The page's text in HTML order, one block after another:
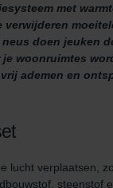
met
verwijderen
doen jeuken
woonruimtes
ademen en
lucht verplaatsen,
steenstof